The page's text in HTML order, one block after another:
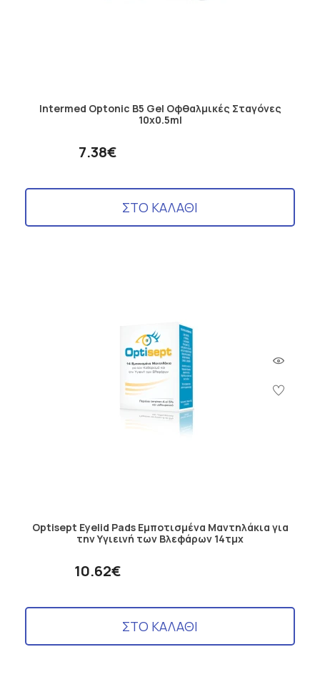
Intermed Optonic B5 Gel Οφθαλμικές Σταγόνες
10x0.5ml
7.38€
ΣΤΟ ΚΑΛΑΘΙ
Optisept Eyelid Pads Εμποτισμένα Μαντηλάκια για
την Υγιεινή των Βλεφάρων 14τμχ
10.62€
ΣΤΟ ΚΑΛΑΘΙ